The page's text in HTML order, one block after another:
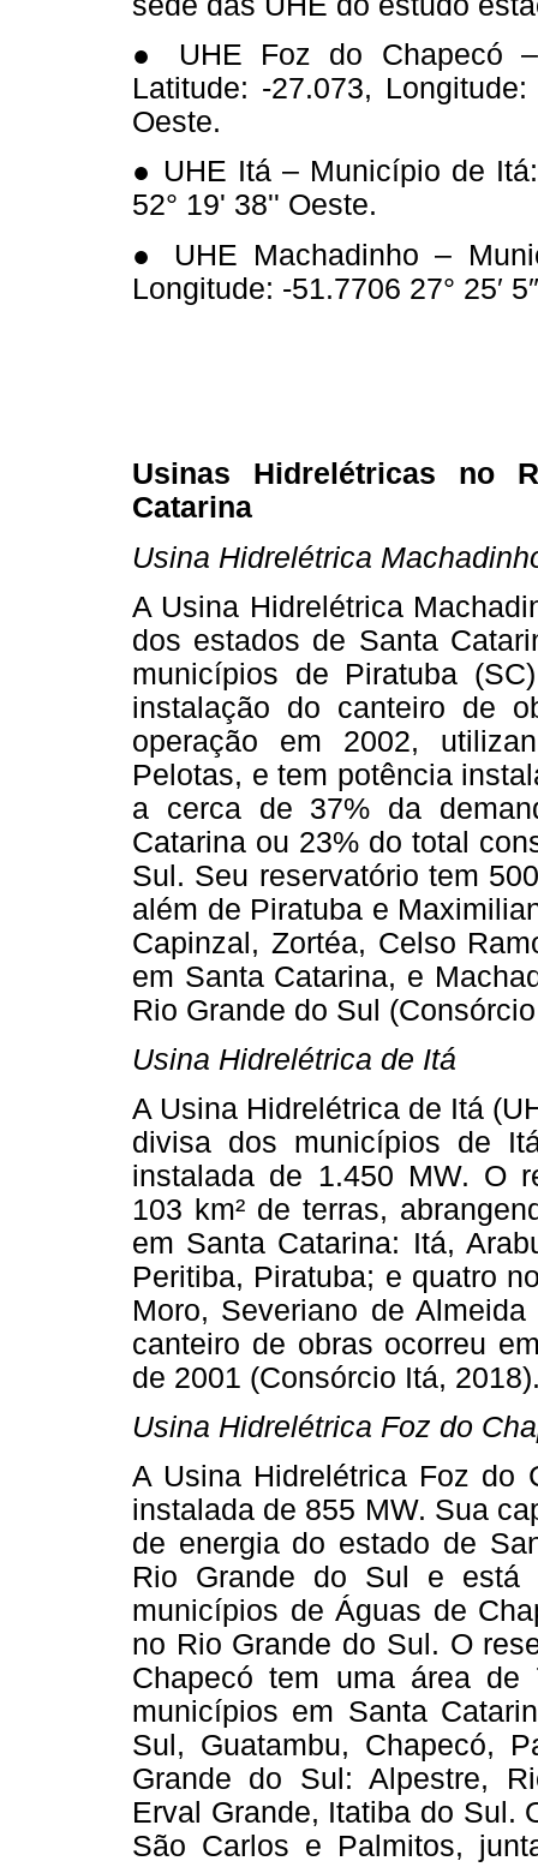
● UHE Foz do Chapecó
Latitude: -27.073, Longitude:
Oeste.
● UHE Itá – Município de
52° 19' 38'' Oeste.
● UHE Machadinho –
Longitude: -51.7706 27° 25′
Usinas Hidrelétricas no
Catarina
Usina Hidrelétrica
A Usina Hidrelétrica
dos estados de Santa
municípios de Piratuba
instalação do canteiro de
operação em 2002,
Pelotas, e tem potência
a cerca de 37% da
Catarina ou 23% do total
Sul. Seu reservatório tem
além de Piratuba e
Capinzal, Zortéa, Celso
em Santa Catarina, e
Rio Grande do Sul
Usina Hidrelétrica de Itá
A Usina Hidrelétrica de Itá
divisa dos municípios de
instalada de 1.450 MW. O
103 km² de terras,
em Santa Catarina: Itá,
Peritiba, Piratuba; e quatro
Moro, Severiano de
canteiro de obras ocorreu
de 2001 (Consórcio Itá,
Usina Hidrelétrica Foz do
A Usina Hidrelétrica Foz do
instalada de 855 MW. Sua
de energia do estado de
Rio Grande do Sul e está
municípios de Águas de
no Rio Grande do Sul. O
Chapecó tem uma área
municípios em Santa
Sul, Guatambu, Chapecó,
Grande do Sul: Alpestre,
Erval Grande, Itatiba do Sul.
São Carlos e Palmitos,